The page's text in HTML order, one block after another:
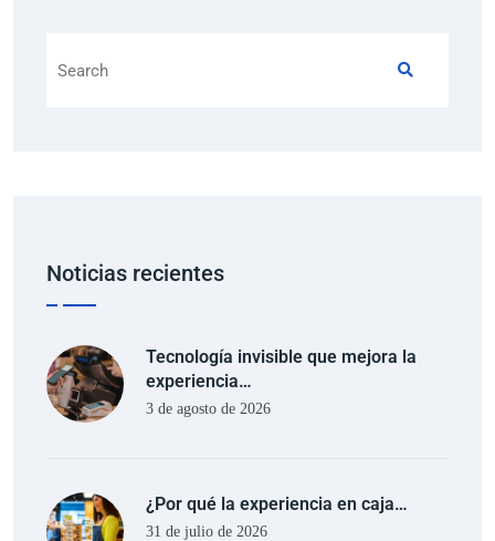
Noticias recientes
Tecnología invisible que mejora la
experiencia…
3 de agosto de 2026
¿Por qué la experiencia en caja…
31 de julio de 2026